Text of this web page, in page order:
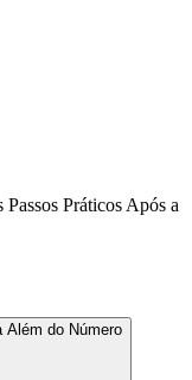
Práticos Após a
Além do Número